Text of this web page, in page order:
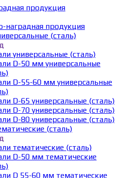
продукция
наградная продукция
(сталь)
универсальные (сталь)
D-50 мм универсальные
D-55-60 мм универсальные
D-65 универсальные (сталь)
D-70 универсальные (сталь)
D-80 универсальные (сталь)
(сталь)
тематические (сталь)
D-50 мм тематические
D 55-60 мм тематические